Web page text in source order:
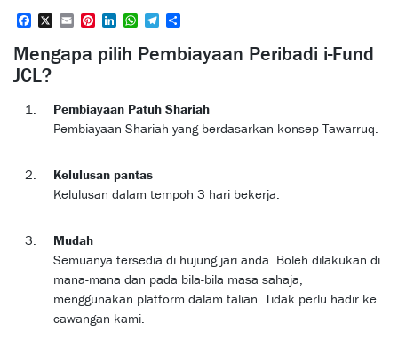
FacebookEmailPinterest
LinkedInWhatsApp
Telegram
Mengapa pilih Pembiayaan Peribadi i-Fund
JCL?
Pembiayaan Patuh Shariah
Pembiayaan Shariah yang berdasarkan konsep Tawarruq.
Kelulusan pantas
Kelulusan dalam tempoh 3 hari bekerja.
Mudah
Semuanya tersedia di hujung jari anda. Boleh dilakukan di
mana-mana dan pada bila-bila masa sahaja,
menggunakan platform dalam talian. Tidak perlu hadir ke
cawangan kami.